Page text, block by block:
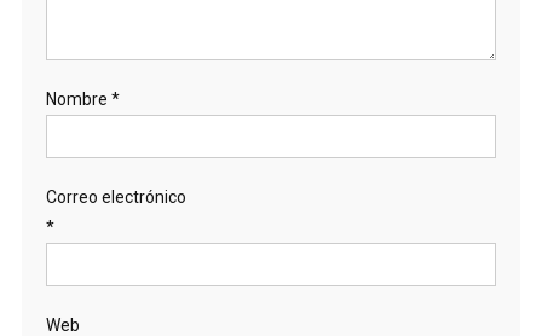
Nombre *
Correo electrónico
*
Web